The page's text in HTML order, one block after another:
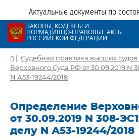
Актуальные документы по
ЗАКОНЫ, КОДЕКСЫ И
НОРМАТИВНО-ПРАВОВЫЕ АКТЫ
РОССИЙСКОЙ ФЕДЕРАЦИИ
| Судебная практика высших
Верховного Суда РФ от 30.09.2019 N
N А53-19244/2018
Определение
от 30.09.2019 N 308-
делу N А53-19244/2018